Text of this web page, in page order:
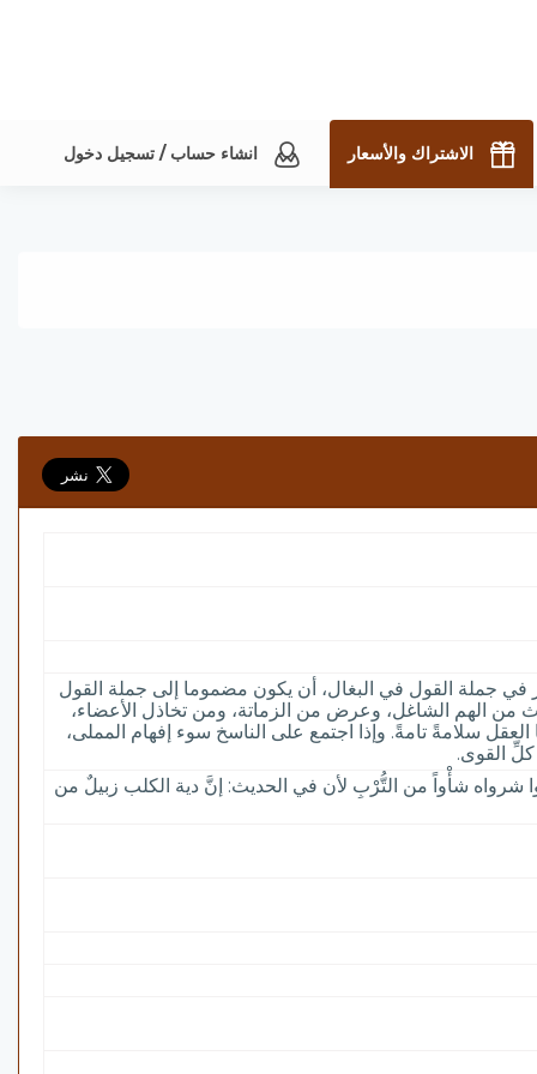
الاشتراك والأسعار انشاء حساب / تسجيل دخول
في جملة القول في البغال، أن يكون مضموما إلى جملة القول
من الهم الشاغل، وعرض من الزماتة، ومن تخاذل الأعضاء،
سلامةً تامةً. وإذا اجتمع على الناسخ سوء إفهام المملى،
القوى.
شرواه شأْواً من التُّرْبِ لأن في الحديث: إنَّ دية الكلب زبيلٌ من